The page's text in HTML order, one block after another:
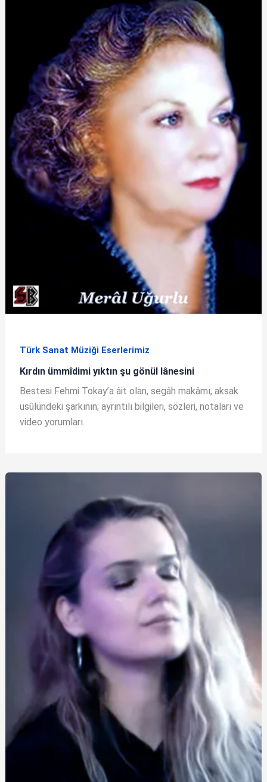
Türk Sanat Müziği Eserlerimiz
Kırdın ümmîdimi yıktın şu gönül lânesini
Bestesi Fehmi Tokay’a âit olan, segâh makâmı, aksak
usûlündeki şarkının; ayrıntılı bilgileri, sözleri, notaları ve
video yorumları.